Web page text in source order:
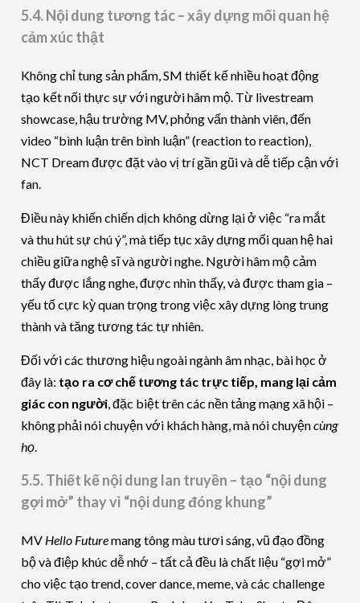
5.4. Nội dung tương tác – xây dựng mối quan hệ
cảm xúc thật
Không chỉ tung sản phẩm, SM thiết kế nhiều hoạt động
tạo kết nối thực sự với người hâm mộ. Từ livestream
showcase, hậu trường MV, phỏng vấn thành viên, đến
video “bình luận trên bình luận” (reaction to reaction),
NCT Dream được đặt vào vị trí gần gũi và dễ tiếp cận với
fan.
Điều này khiến chiến dịch không dừng lại ở việc “ra mắt
và thu hút sự chú ý”, mà tiếp tục xây dựng mối quan hệ hai
chiều giữa nghệ sĩ và người nghe. Người hâm mộ cảm
thấy được lắng nghe, được nhìn thấy, và được tham gia –
yếu tố cực kỳ quan trọng trong việc xây dựng lòng trung
thành và tăng tương tác tự nhiên.
Đối với các thương hiệu ngoài ngành âm nhạc, bài học ở
đây là: tạo ra cơ chế tương tác trực tiếp, mang lại cảm
giác con người, đặc biệt trên các nền tảng mạng xã hội –
không phải nói chuyện với khách hàng, mà nói chuyệncùng
họ.
5.5. Thiết kế nội dung lan truyền – tạo “nội dung
gợi mở” thay vì “nội dung đóng khung”
MV Hello Futuremang tông màu tươi sáng, vũ đạo đồng
bộ và điệp khúc dễ nhớ – tất cả đều là chất liệu “gợi mở”
cho việc tạo trend, cover dance, meme, và các challenge